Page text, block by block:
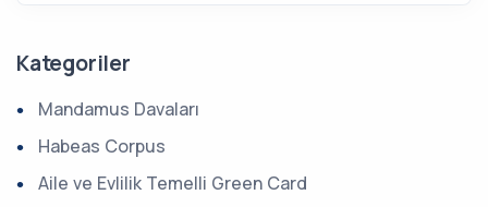
Kategoriler
Mandamus Davaları
Habeas Corpus
Aile ve Evlilik Temelli Green Card